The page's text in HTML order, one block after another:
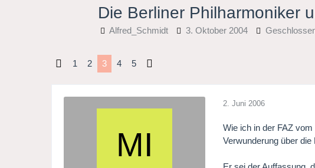
Die Berliner Philharmoniker
Alfred_Schmidt 3. Oktober 2004
1 2 3 4 5
2. Juni 2006
Wie ich in der FAZ
Verwunderung über